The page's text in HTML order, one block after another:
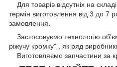
Для товарів відсутніх на
термін виготовлення від 3 до 7
замовлення.
Застосовуємо технологію
ріжучу кромку" , як ряд
Виготовляємо запчастини за